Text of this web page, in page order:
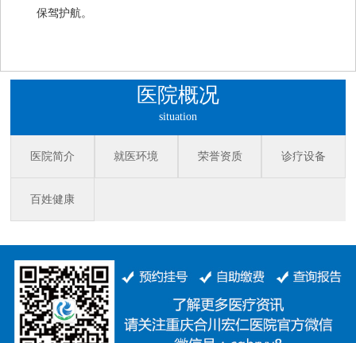
保驾护航。
医院概况
situation
医院简介 就医环境 荣誉资质 诊疗设备
百姓健康